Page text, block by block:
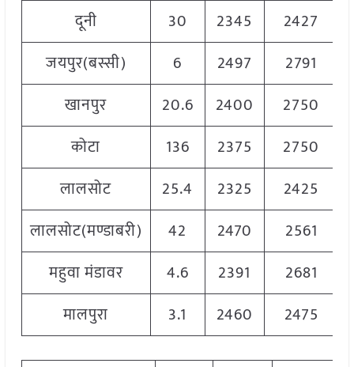
दूनी
30 2345 2427
जयपुर(बस्सी)
6 2497 2791
खानपुर
20.6 2400 2750
कोटा
136 2375 2750
लालसोट
25.4 2325 2425
लालसोट(मण्डाबरी)
42 2470 2561
महुवा मंडावर
4.6 2391 2681
मालपुरा
3.1 2460 2475